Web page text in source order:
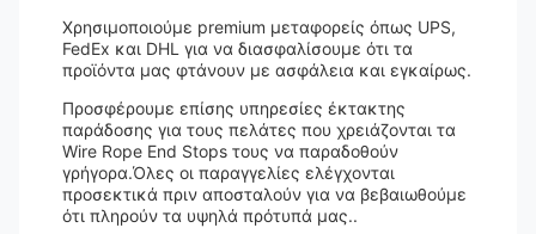
Χρησιμοποιούμε premium μεταφορείς όπως UPS,
FedEx και DHL για να διασφαλίσουμε ότι τα
προϊόντα μας φτάνουν με ασφάλεια και εγκαίρως.
Προσφέρουμε επίσης υπηρεσίες έκτακτης
παράδοσης για τους πελάτες που χρειάζονται τα
Wire Rope End Stops τους να παραδοθούν
γρήγορα.Όλες οι παραγγελίες ελέγχονται
προσεκτικά πριν αποσταλούν για να βεβαιωθούμε
ότι πληρούν τα υψηλά πρότυπά μας..